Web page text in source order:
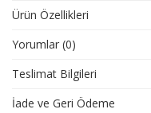
Ürün Özellikleri
Yorumlar (0)
Teslimat Bilgileri
İade ve Geri Ödeme